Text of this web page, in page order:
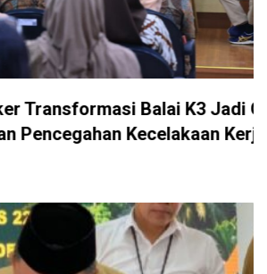
Balai K3 Jadi Garda
Kecelakaan Kerja